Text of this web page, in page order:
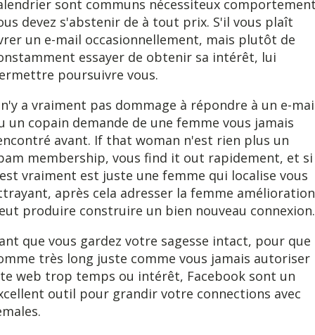
sont communs nécessiteux
devez s'abstenir de à tout prix. S'il vous plaît
un e-mail occasionnellement, mais plutôt de
essayer de obtenir sa intérêt, lui
poursuivre vous.
a vraiment pas dommage à répondre à un e-
un copain demande de une femme vous jamais
avant. If that woman n'est rien plus un
membership, vous find it out rapidement, et si
vraiment est juste une femme qui localise vous
après cela adresser la femme
produire construire un bien nouveau connexion.
que vous gardez votre sagesse intact, pour que
très long juste comme vous jamais autoriser
web trop temps ou intérêt, Facebook sont un
outil pour grandir votre connections avec